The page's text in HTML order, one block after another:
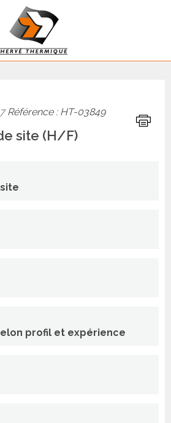
Référence : HT-03849
site (H/F)
profil et expérience
cookies